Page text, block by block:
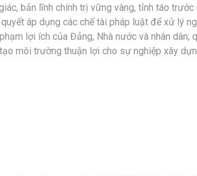
bản lĩnh chính trị vững vàng, tỉnh táo
áp dụng các chế tài pháp luật để xử lý
lợi ích của Đảng, Nhà nước và nhân
môi trường thuận lợi cho sự nghiệp xây